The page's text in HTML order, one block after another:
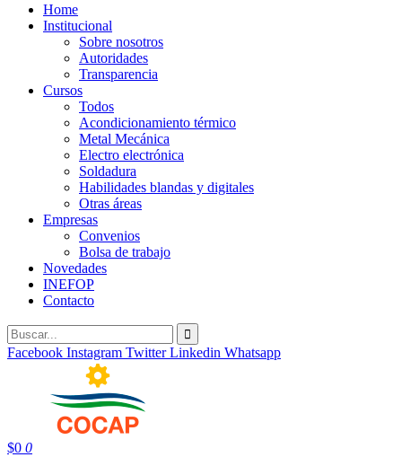
Home
Institucional
Sobre nosotros
Autoridades
Transparencia
Cursos
Todos
Acondicionamiento térmico
Metal Mecánica
Electro electrónica
Soldadura
Habilidades blandas y digitales
Otras áreas
Empresas
Convenios
Bolsa de trabajo
Novedades
INEFOP
Contacto
Facebook Instagram Twitter Linkedin Whatsapp
$0 0